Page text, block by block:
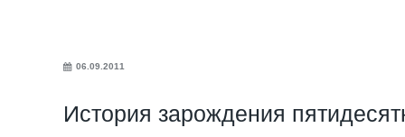
06.09.2011
История зарождения